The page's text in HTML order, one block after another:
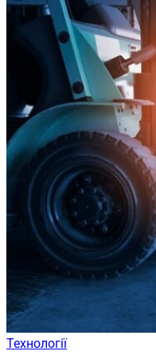
Технології